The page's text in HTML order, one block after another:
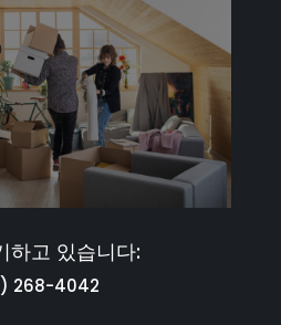
하고 있습니다:
268-4042